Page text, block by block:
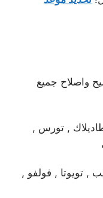
واصلاح جميع
, تورس ,
, تويوتا , فولفو ,